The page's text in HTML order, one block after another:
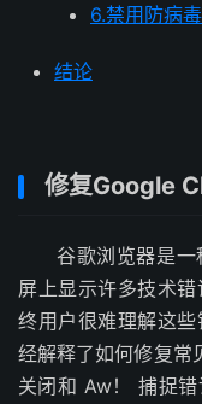
6.禁用防病
结论
修复Google
谷歌浏览器是
屏上显示许多技术
终用户很难理解这
经解释了如何修复常
关闭和 Aw！ 捕捉